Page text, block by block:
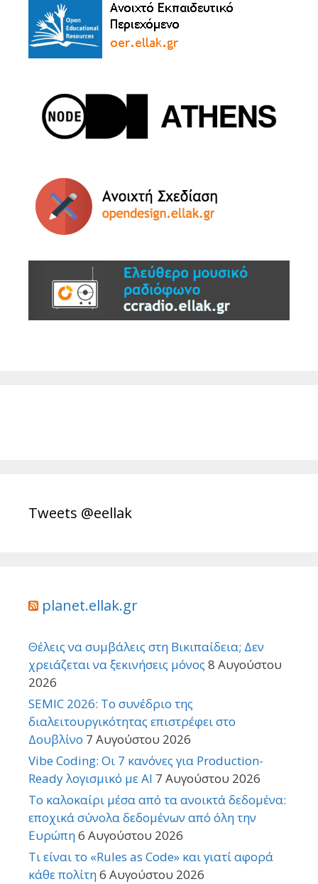
Tweets @eellak
planet.ellak.gr
Θέλεις να συμβάλεις στη Βικιπαίδεια; Δεν
χρειάζεται να ξεκινήσεις μόνος 8 Αυγούστου
2026
SEMIC 2026: Το συνέδριο της
διαλειτουργικότητας επιστρέφει στο
Δουβλίνο 7 Αυγούστου 2026
Vibe Coding: Οι 7 κανόνες για Production-
Ready λογισμικό με AI 7 Αυγούστου 2026
Το καλοκαίρι μέσα από τα ανοικτά δεδομένα:
εποχικά σύνολα δεδομένων από όλη την
Ευρώπη6 Αυγούστου 2026
Τι είναι το «Rules as Code» και γιατί αφορά
κάθε πολίτη6 Αυγούστου 2026